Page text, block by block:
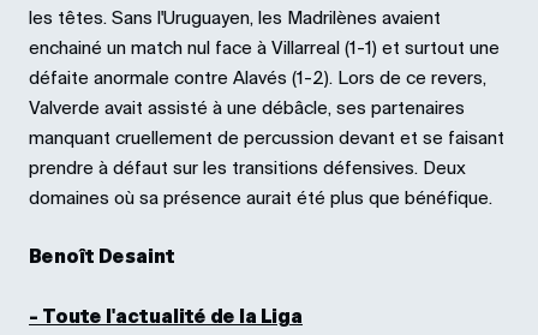
les têtes. Sans l'Uruguayen, les Madrilènes avaient
enchainé un match nul face à Villarreal (1-1) et surtout une
défaite anormale contre Alavés (1-2). Lors de ce revers,
Valverde avait assisté à une débâcle, ses partenaires
manquant cruellement de percussion devant et se faisant
prendre à défaut sur les transitions défensives. Deux
domaines où sa présence aurait été plus que bénéfique.
Benoît Desaint
- Toute l'actualité de la Liga